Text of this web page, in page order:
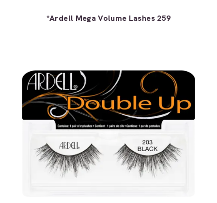
*Ardell Mega Volume Lashes 259